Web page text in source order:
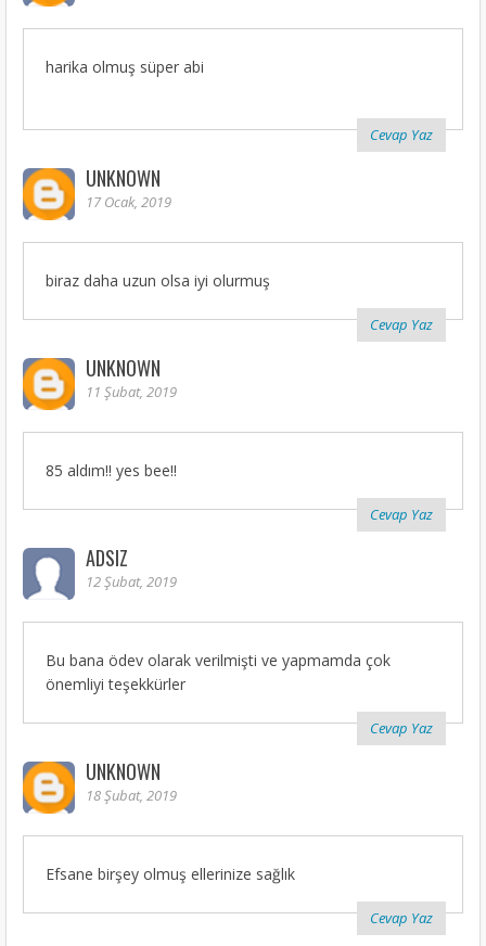
harika olmuş süper abi
Cevap Yaz
UNKNOWN
17 Ocak, 2019
biraz daha uzun olsa iyi olurmuş
Cevap Yaz
UNKNOWN
11 Şubat, 2019
85 aldım!! yes bee!!
Cevap Yaz
ADSIZ
12 Şubat, 2019
Bu bana ödev olarak verilmişti ve yapmamda çok
önemliyi teşekkürler
Cevap Yaz
UNKNOWN
18 Şubat, 2019
Efsane birşey olmuş ellerinize sağlık
Cevap Yaz